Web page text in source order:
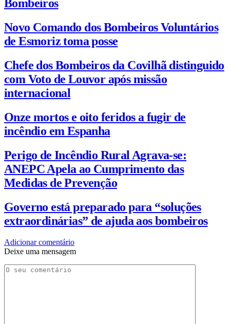
Bombeiros
Novo Comando dos Bombeiros Voluntários
de Esmoriz toma posse
Chefe dos Bombeiros da Covilhã distinguido
com Voto de Louvor após missão
internacional
Onze mortos e oito feridos a fugir de
incêndio em Espanha
Perigo de Incêndio Rural Agrava-se:
ANEPC Apela ao Cumprimento das
Medidas de Prevenção
Governo está preparado para “soluções
extraordinárias” de ajuda aos bombeiros
Adicionar comentário
Deixe uma mensagem